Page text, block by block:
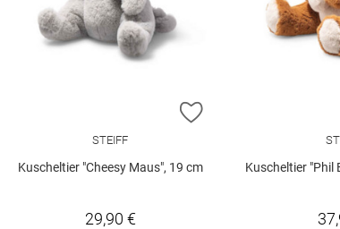
ZUR WUNSCHLISTE
STEIFF
Kuscheltier "Cheesy Maus", 19 cm
29,90 €
Kuscheltier "Phil